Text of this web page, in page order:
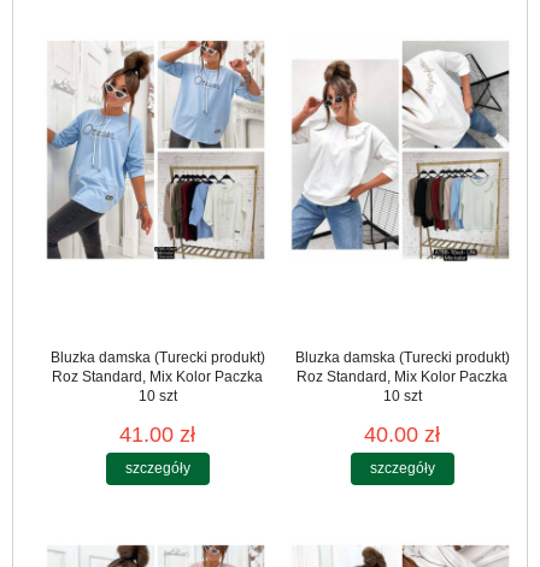
Bluzka damska (Turecki produkt)
Roz Standard, Mix Kolor Paczka
10 szt
41.00 zł
szczegóły
Bluzka damska (Turecki produkt)
Roz Standard, Mix Kolor Paczka
10 szt
40.00 zł
szczegóły